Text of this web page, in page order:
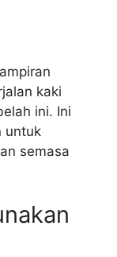
kaki
ini. Ini
untuk
semasa